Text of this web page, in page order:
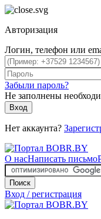
Авторизация
Логин, телефон или
Забыли пароль?
Не заполнены
Вход
Нет аккаунта?
О насНаписать письмо
Поиск
Вход / регистрация